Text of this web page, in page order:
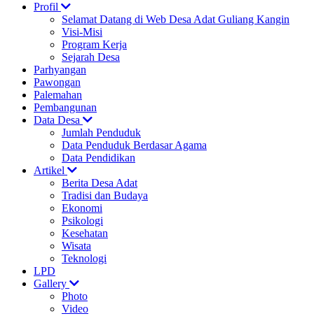
Profil
Selamat Datang di Web Desa Adat Guliang Kangin
Visi-Misi
Program Kerja
Sejarah Desa
Parhyangan
Pawongan
Palemahan
Pembangunan
Data Desa
Jumlah Penduduk
Data Penduduk Berdasar Agama
Data Pendidikan
Artikel
Berita Desa Adat
Tradisi dan Budaya
Ekonomi
Psikologi
Kesehatan
Wisata
Teknologi
LPD
Gallery
Photo
Video